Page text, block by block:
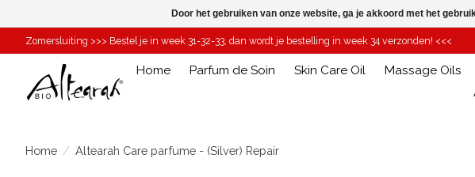
Zomersluiting >>> Bestel je in week 31-32-33, dan wordt je bestelling in week 34 verzonden! <<<
Home Parfum de Soin Skin Care Oil Massage Oils
Home / Altearah Care parfume - (Silver) Repair
Door het gebruiken van onze website, ga je akkoord met het